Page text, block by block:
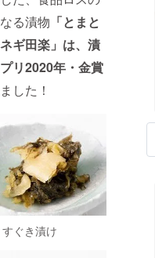
る漬物 「とまと
ギ田楽」は、漬
リ2020年・金賞
した！
すぐき漬け